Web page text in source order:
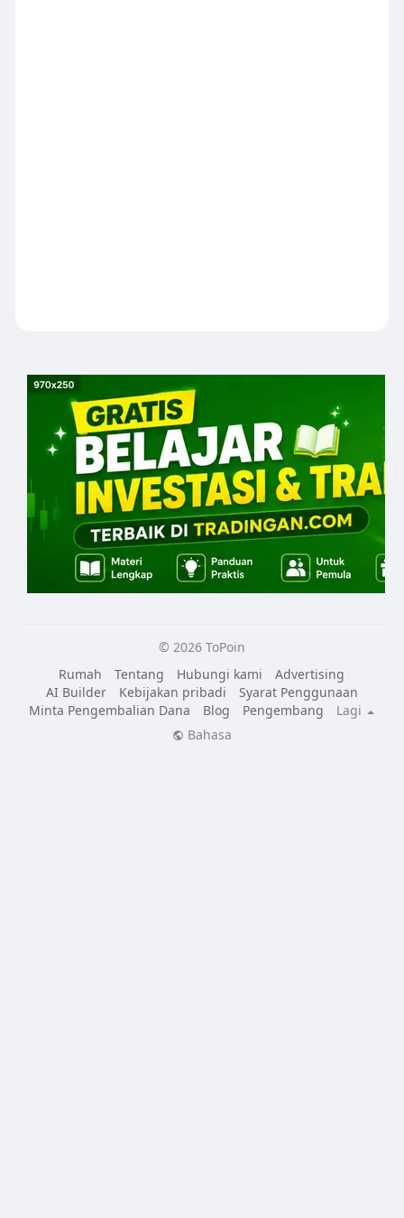
© 2026 ToPoin
Rumah
Tentang Hubungi kami
Advertising
AI Builder
Kebijakan pribadi
Syarat Penggunaan
Minta Pengembalian Dana
Blog Pengembang
Lagi
Bahasa